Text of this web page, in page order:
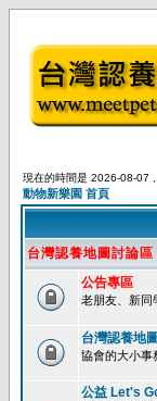
現在的時間是 2026-08-07
動物新樂園 首頁
台灣認養地圖討論區
公告專區
老朋友、新同
台灣認養地
協會的大小事
公益 Let's